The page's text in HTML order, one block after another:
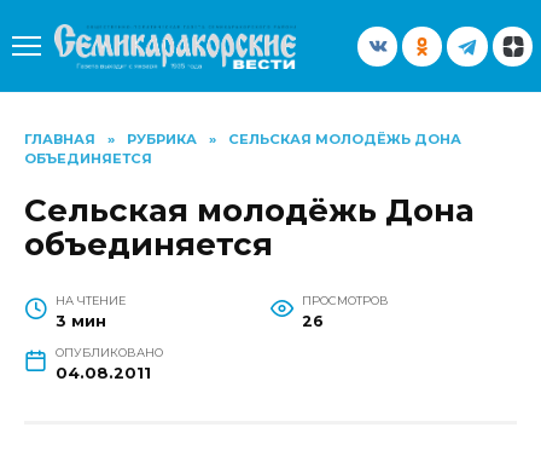
содержанию
ГЛАВНАЯ » РУБРИКА »
СЕЛЬСКАЯ МОЛОДЁЖЬ ДОНА
ОБЪЕДИНЯЕТСЯ
Сельская молодёжь Дона
объединяется
НА ЧТЕНИЕ
3 мин
ПРОСМОТРОВ
26
ОПУБЛИКОВАНО
04.08.2011